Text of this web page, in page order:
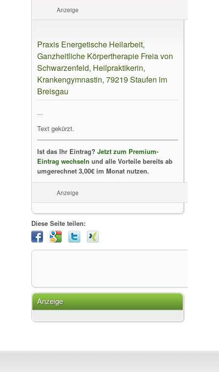
Anzeige
Praxis Energetische Heilarbeit,
Ganzheitliche Körpertherapie Freia von
Schwarzenfeld, Heilpraktikerin,
Krankengymnastin, 79219 Staufen im
Breisgau
...
Text gekürzt.
Ist das Ihr Eintrag? Jetzt zum Premium-
Eintrag wechseln und alle Vorteile bereits ab
umgerechnet 3,00€ im Monat nutzen.
Anzeige
Diese Seite teilen:
Anzeige